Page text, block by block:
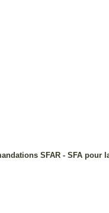
SFAR - SFA